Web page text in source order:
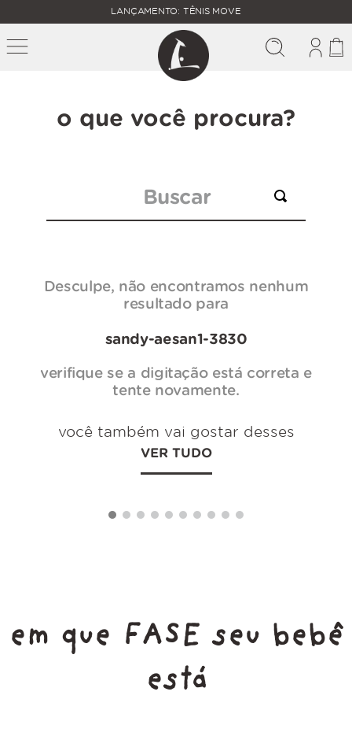
FALTAM
MAIS
R$
400,00
PARA O
FRETE
GRÁTIS
LANÇAMENTO: TÊNIS MOVE
o que você procura?
Desculpe, não encontramos nenhum
resultado para
sandy-aesan1-3830
verifique se a digitação está correta e
tente novamente.
você também vai gostar desses
VER TUDO
em que FASE seu bebê
está